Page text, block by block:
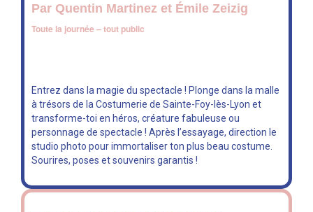
Par Quentin Martinez et Émile Zeizig
Toute la journée – tout public
Entrez dans la magie du spectacle ! Plonge dans la malle
à trésors de la Costumerie de Sainte-Foy-lès-Lyon et
transforme-toi en héros, créature fabuleuse ou
personnage de spectacle ! Après l’essayage, direction le
studio photo pour immortaliser ton plus beau costume.
Sourires, poses et souvenirs garantis !